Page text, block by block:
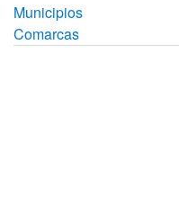
Municipios
Comarcas